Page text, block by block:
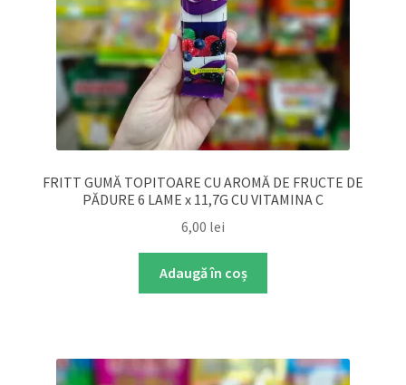
FRITT GUMĂ TOPITOARE CU AROMĂ DE FRUCTE DE
PĂDURE 6 LAME x 11,7G CU VITAMINA C
6,00 lei
Adaugă în coș